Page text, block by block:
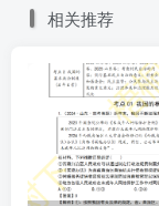
远距离、大容量
瓦、特高压技术
①节约电力
②增加清洁
相关推荐